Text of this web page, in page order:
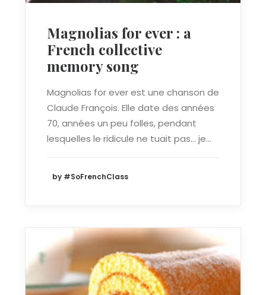
Magnolias for ever : a
French collective
memory song
Magnolias for ever est une chanson de
Claude François. Elle date des années
70, années un peu folles, pendant
lesquelles le ridicule ne tuait pas… je…
by #SoFrenchClass